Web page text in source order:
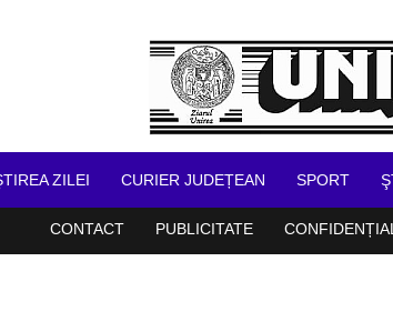
ZILEI CURIER JUDEȚEAN SPORT
CONTACT PUBLICITATE